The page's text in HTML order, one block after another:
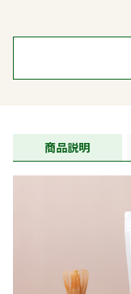
商品説明